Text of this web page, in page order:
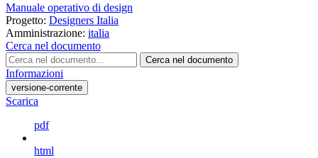
Manuale operativo di design
Progetto: Designers Italia
Amministrazione: italia
Cerca nel documento
Cerca nel documento
Informazioni
versione-corrente
Scarica
pdf
html